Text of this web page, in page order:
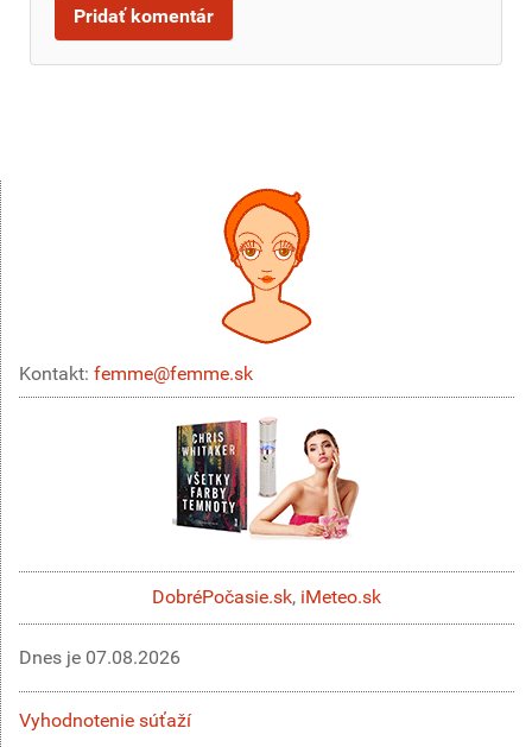
Kontakt: femme@femme.sk
DobréPočasie.sk, iMeteo.sk
Dnes je 07.08.2026
Vyhodnotenie súťaží